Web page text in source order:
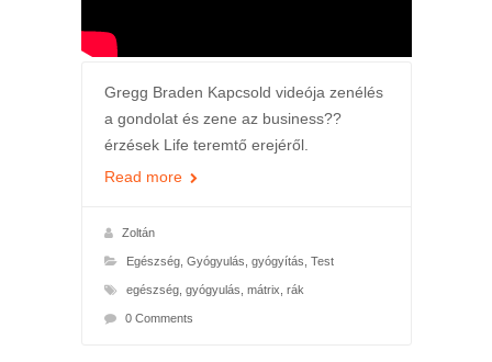
Gregg Braden Kapcsold videója zenélés
a gondolat és zene az business??
érzések Life teremtő erejéről.
Read more
Zoltán
Egészség, Gyógyulás, gyógyítás Test
egészség, gyógyulás mátrix rák
0 Comments